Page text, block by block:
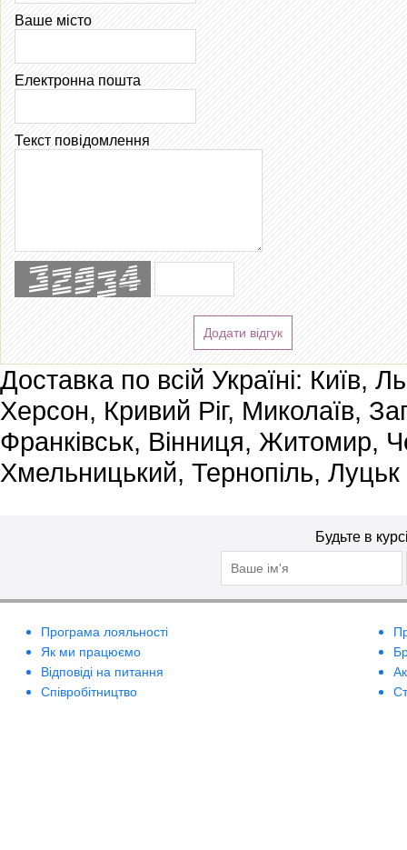
Ваше місто
Електронна пошта
Текст повідомлення
Додати відгук
Доставка по всій Україні: Київ,
Херсон, Кривий Ріг, Миколаїв,
Франківськ, Вінниця, Житомир,
Хмельницький, Тернопіль, Луцьк
Будьте в
Програма лояльності
Як ми працюємо
Відповіді на питання
Співробітництво